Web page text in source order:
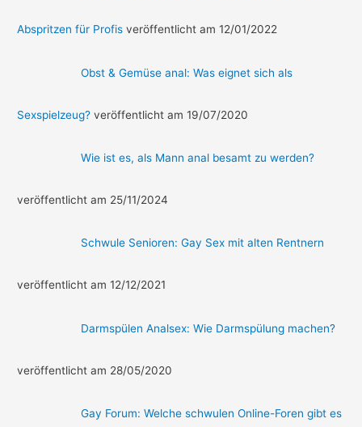
Abspritzen für Profis veröffentlicht am 12/01/2022
Obst & Gemüse anal: Was eignet sich als
Sexspielzeug? veröffentlicht am 19/07/2020
Wie ist es, als Mann anal besamt zu werden?
veröffentlicht am 25/11/2024
Schwule Senioren: Gay Sex mit alten Rentnern
veröffentlicht am 12/12/2021
Darmspülen Analsex: Wie Darmspülung machen?
veröffentlicht am 28/05/2020
Gay Forum: Welche schwulen Online-Foren gibt es